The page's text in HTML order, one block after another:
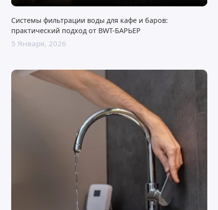
Системы фильтрации воды для кафе и баров:
практический подход от BWT-БАРЬЕР
5 Января, 2026